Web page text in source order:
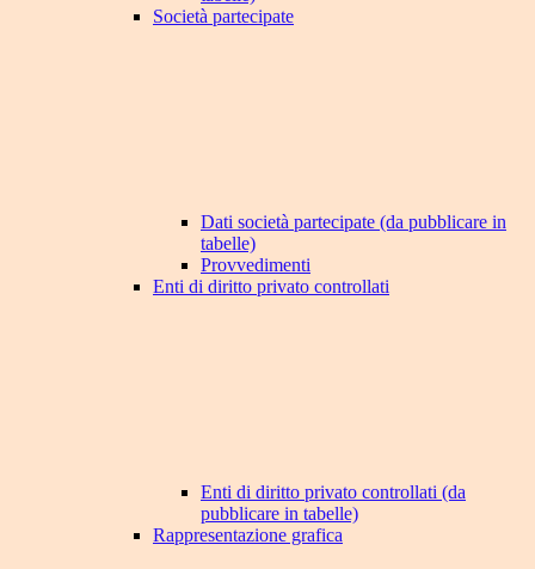
Società partecipate
Dati società partecipate (da pubblicare in
tabelle)
Provvedimenti
Enti di diritto privato controllati
Enti di diritto privato controllati (da
pubblicare in tabelle)
Rappresentazione grafica